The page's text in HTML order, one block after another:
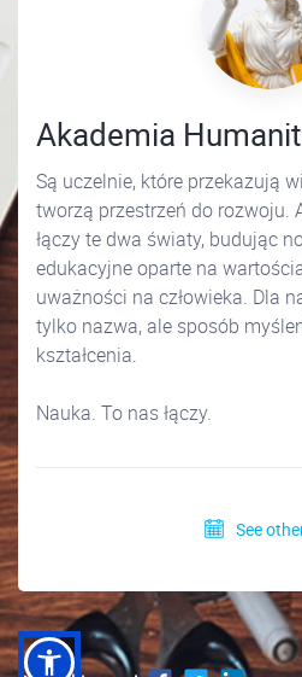
Akademia
Są uczelnie, które przekazują
tworzą przestrzeń do rozwoju.
łączy te dwa światy, budując
edukacyjne oparte na
uważności na człowieka. Dla
tylko nazwa, ale sposób
kształcenia.
Nauka. To nas łączy.
See